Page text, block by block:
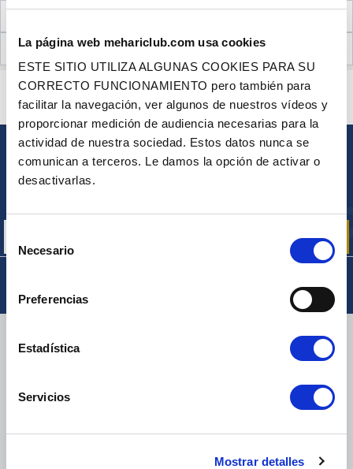
La página web mehariclub.com usa cookies
ESTE SITIO UTILIZA ALGUNAS COOKIES PARA SU
CORRECTO FUNCIONAMIENTO pero también para
facilitar la navegación, ver algunos de nuestros vídeos y
proporcionar medición de audiencia necesarias para la
actividad de nuestra sociedad. Estos datos nunca se
comunican a terceros. Le damos la opción de activar o
desactivarlas.
de Necesario
Preferencias
Estadística
Servicios
Mostrar detalles
OPINIONES DE CLIENTES (0)
¿ALGUNA PREGUNTA? ¿NECESITA AYUDA?
PÓNGASE EN CONTACTO CON NOSOTROS
BOLETÍN